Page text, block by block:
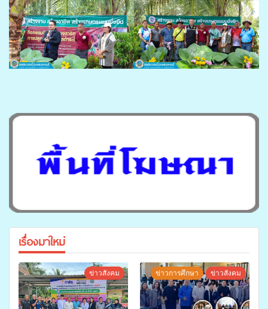
เรื่องมาใหม่
ข่าวสังคม ข่าวการศึกษา ข่าวสังคม